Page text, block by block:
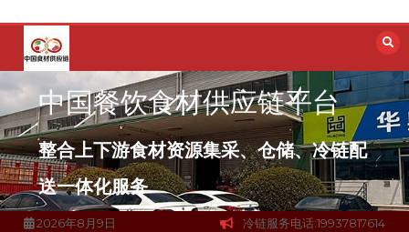
容
中国餐饮食材供应链平台
整合上下游食材资源集采、仓储、冷链配
送一体化服务
2026年8月9日 冷链服务电话:19937817614